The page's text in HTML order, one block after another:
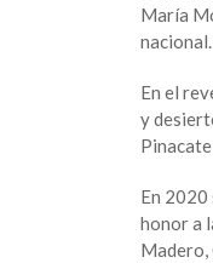
María
nacional.
En el
y
Pinacate
En 2020
honor a
Madero,